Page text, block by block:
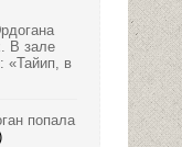
В зале
«Тайип, в
попала